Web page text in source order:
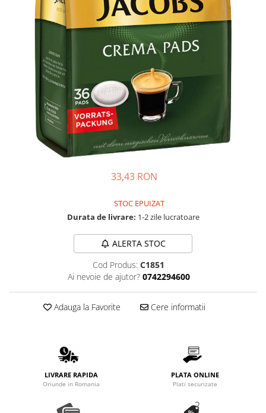
33,43 RON
STOC EPUIZAT
Durata de livrare: 1-2 zile lucratoare
ALERTA STOC
Cod Produs: C1851
Ai nevoie de ajutor? 0742294600
Adauga la Favorite Cere informatii
LIVRARE RAPIDA
Oriunde in Romania
PLATA ONLINE
Plati securizate